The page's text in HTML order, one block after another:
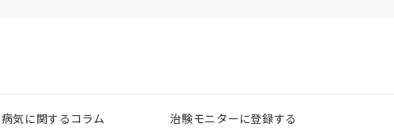
病気に関するコラム 治験モニターに登録する